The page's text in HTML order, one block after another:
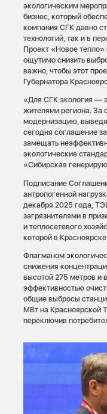
экологическим
бизнес, который
компания СГК давно
технологий, так и в
Проект «Новое
ощутимо снизить
важно, чтобы этот
Губернатора
«Для СГК экология —
жителями региона. За
модернизацию,
сегодня соглашение
замещать
экологические
«Сибирская
Подписание
антропогенной
декабря 2025 года,
загрязнителями в
и теплосетевого
которой в
Флагманом
снижения
высотой 275 метров и
эффективностью
общие выбросы
МВт на Красноярской
переключив